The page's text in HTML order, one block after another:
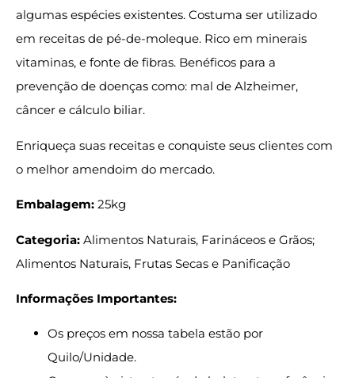
algumas espécies existentes. Costuma ser utilizado
em receitas de pé-de-moleque. Rico em minerais
vitaminas, e fonte de fibras. Benéficos para a
prevenção de doenças como: mal de Alzheimer,
câncer e cálculo biliar.
Enriqueça suas receitas e conquiste seus clientes com
o melhor amendoim do mercado.
Embalagem: 25kg
Categoria: Alimentos Naturais, Farináceos e Grãos;
Alimentos Naturais, Frutas Secas e Panificação
Informações Importantes:
Os preços em nossa tabela estão por
Quilo/Unidade.